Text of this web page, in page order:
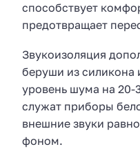
способствует
предотвращает
Звукоизоляция
беруши из силикона
уровень шума на 20-
служат приборы
внешние звуки
фоном.